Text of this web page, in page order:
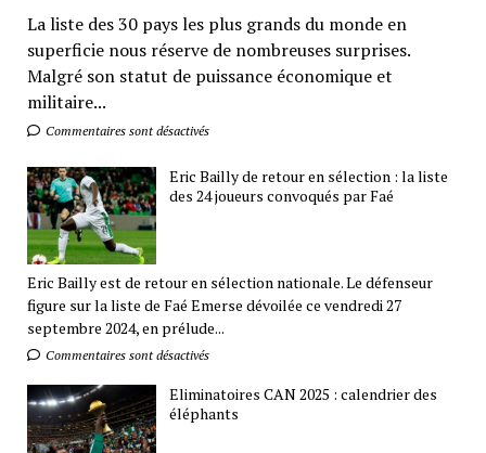
La liste des 30 pays les plus grands du monde en
superficie nous réserve de nombreuses surprises.
Malgré son statut de puissance économique et
militaire...
Commentaires sont désactivés
Eric Bailly de retour en sélection : la liste
des 24 joueurs convoqués par Faé
Eric Bailly est de retour en sélection nationale. Le défenseur
figure sur la liste de Faé Emerse dévoilée ce vendredi 27
septembre 2024, en prélude...
Commentaires sont désactivés
Eliminatoires CAN 2025 : calendrier des
éléphants